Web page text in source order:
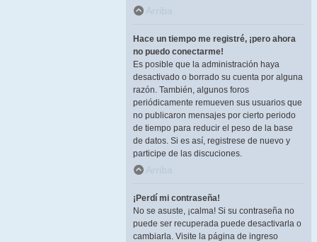
Arriba
Hace un tiempo me registré, ¡pero ahora
no puedo conectarme!
Es posible que la administración haya
desactivado o borrado su cuenta por alguna
razón. También, algunos foros
periódicamente remueven sus usuarios que
no publicaron mensajes por cierto periodo
de tiempo para reducir el peso de la base
de datos. Si es así, registrese de nuevo y
participe de las discuciones.
Arriba
¡Perdí mi contraseña!
No se asuste, ¡calma! Si su contraseña no
puede ser recuperada puede desactivarla o
cambiarla. Visite la página de ingreso